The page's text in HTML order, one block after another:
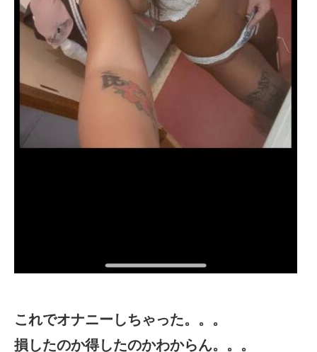
これでオナニーしちゃった。。。
損したのか得したのかわからん。。。